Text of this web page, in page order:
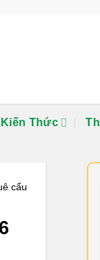
Kiến Thức
cẩu